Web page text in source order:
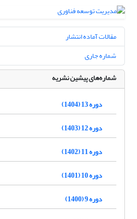
مقالات آماده انتشار
شماره جاری
شماره‌های پیشین نشریه
دوره 13 (1404)
دوره 12 (1403)
دوره 11 (1402)
دوره 10 (1401)
دوره 9 (1400)